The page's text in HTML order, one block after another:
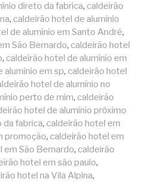
direto da fabrica, caldeirão
, caldeirão hotel de alumínio
de alumínio em Santo André,
São Bernardo, caldeirão hotel
, caldeirão hotel de alumínio em
alumínio em sp, caldeirão hotel
hotel de alumínio no
perto de mim, caldeirão
hotel de alumínio próximo
da fabrica, caldeirão hotel em
promoção, caldeirão hotel em
em São Bernardo, caldeirão
hotel em são paulo,
hotel na Vila Alpina,